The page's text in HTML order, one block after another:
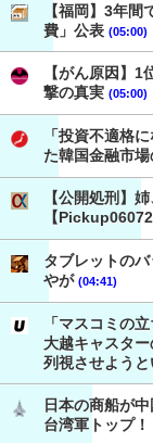
【福岡】3年
費」公表 (05:00)
【がん原因】
撃の真実 (05:00)
「投資不適格
た韓国金融市
【公開処刑】
【
タブレットの
やが (04:41)
「マスコミの
大越キャスタ
列視させよう
日本の商船が
台湾軍トップ！